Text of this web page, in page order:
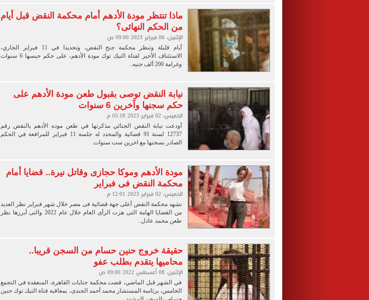
ماذا تنتظر مودة الأدهم أمام محكمة النقض قبل أيام
من الحكم النهائى؟
الإثنين، 06 فبراير 2023 09:00 ص
أيام قليلة وتنظر محكمة جنح النقض، وتحديدا في 11 فبراير الجاري،
الاستئناف الأخير لفتاة التيك توك مودة الأدهم، على حكم حبسها 6 سنوات
وغرامة 200 ألف جنيه..
نيابة النقض توصى بقبول طعن مودة الأدهم على
حكم سجنها وآخرين 6 سنوات
الخميس، 02 فبراير 2023 05:18 م
أودعت نيابة النقض الجنائي مذكرتها في طعن موده الأدهم بالنقض رقم
12737 لسنة 91 قضائية والمحدد له جلسة 11 فبراير للمرافعة في الحكم
الصادر بسجنها مع اخرين ست سنوات.
مودة الأدهم وموكا حجازى وقاتل نيرة.. قضايا أمام
محكمة النقض فى فبراير
الخميس، 02 فبراير 2023 12:01 م
تشهد محكمة النقض أعلى جهة قضائية فى مصر خلال شهر فبراير نظر العديد
من القضايا الهامة التى هزت الرأى العام خلال عام 2022 والتى أبرزها نظر
طعن محمد عادل..
حقيقة خروج حنين حسام من السجن قريبا..
محاميها يتقدم بطلب عفو
الإثنين، 08 أغسطس 2022 09:00 ص
في الشهر قبل الماضي، قضت محكمة جنايات القاهرة، المنعقدة في التجمع
الخامس، برئاسة المستشار محمد أحمد الجندى، بمعاقبة فتاة التيك توك حنين